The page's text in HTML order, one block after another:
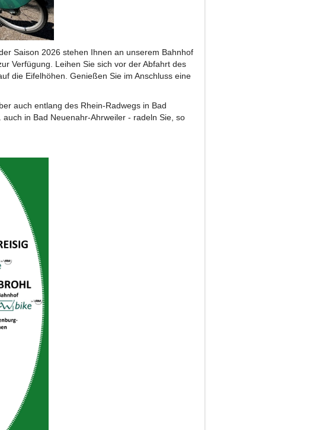
Saison 2026 stehen Ihnen an unserem Bahnhof
Verfügung. Leihen Sie sich vor der Abfahrt des
die Eifelhöhen. Genießen Sie im Anschluss eine
auch entlang des Rhein-Radwegs in Bad
in Bad Neuenahr-Ahrweiler - radeln Sie, so